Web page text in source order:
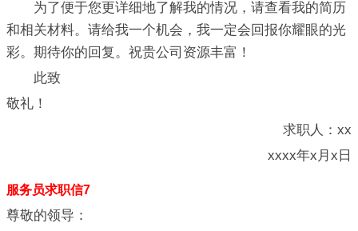
为了便于您更详细地了解我的情况，请查看我的简历
和相关材料。请给我一个机会，我一定会回报你耀眼的光
彩。期待你的回复。祝贵公司资源丰富！
此致
敬礼！
求职人：xx
xxxx年x月x日
服务员求职信7
尊敬的领导：